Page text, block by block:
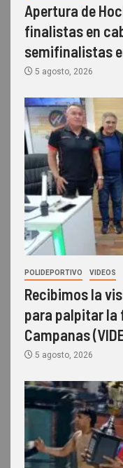
Apertura de
finalistas en
semifinalistas
5 agosto, 2026
POLIDEPORTIVO VIDEOS
Recibimos la
para palpitar la
Campanas
5 agosto, 2026